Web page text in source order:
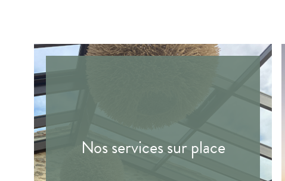
Nos services sur place